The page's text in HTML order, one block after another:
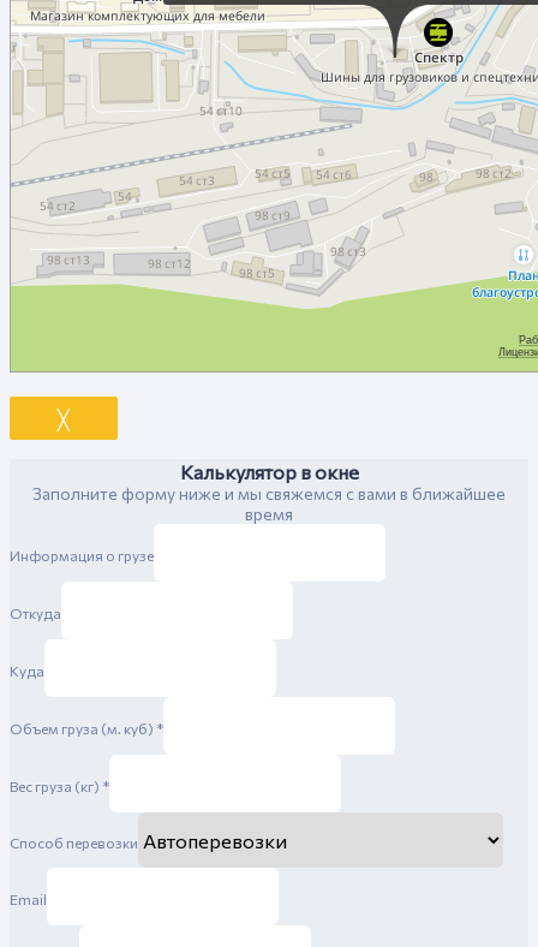
╳
Калькулятор в окне
Заполните форму ниже и мы свяжемся с вами в ближайшее
время
Информация о грузе
Откуда
Куда
Объем груза (м. куб) *
Вес груза (кг) *
Способ перевозки
Email